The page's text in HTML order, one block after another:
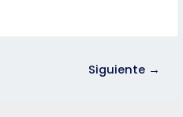
Siguiente →